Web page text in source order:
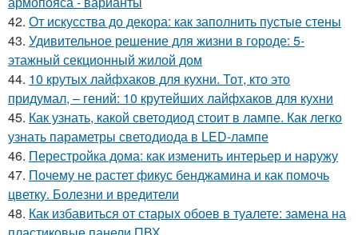
42. От искусства до декора: как заполнить пустые стены
43. Удивительное решение для жизни в городе: 5-
этажный секционный жилой дом
44. 10 крутых лайфхаков для кухни. Тот, кто это
придумал, – гений: 10 крутейших лайфхаков для кухни
45. Как узнать, какой светодиод стоит в лампе. Как легко
узнать параметры светодиода в LED-лампе
46. Перестройка дома: как изменить интерьер и наружу
47. Почему не растет фикус бенджамина и как помочь
цветку. Болезни и вредители
48. Как избавиться от старых обоев в туалете: замена на